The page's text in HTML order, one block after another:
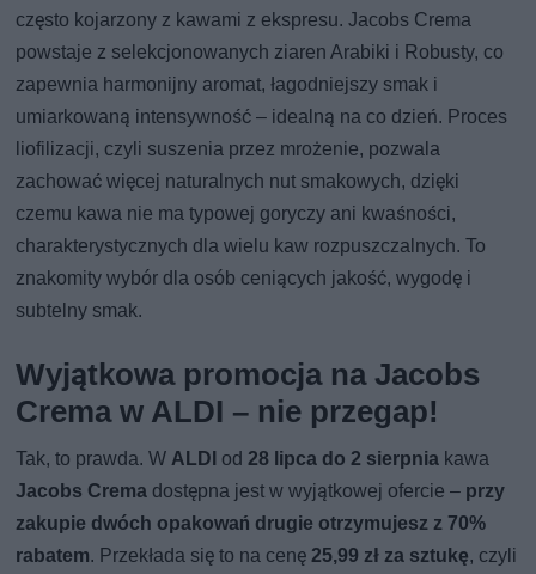
często kojarzony z kawami z ekspresu. Jacobs Crema
powstaje z selekcjonowanych ziaren Arabiki i Robusty, co
zapewnia harmonijny aromat, łagodniejszy smak i
umiarkowaną intensywność – idealną na co dzień. Proces
liofilizacji, czyli suszenia przez mrożenie, pozwala
zachować więcej naturalnych nut smakowych, dzięki
czemu kawa nie ma typowej goryczy ani kwaśności,
charakterystycznych dla wielu kaw rozpuszczalnych. To
znakomity wybór dla osób ceniących jakość, wygodę i
subtelny smak.
Wyjątkowa promocja na Jacobs
Crema w ALDI – nie przegap!
Tak, to prawda. W ALDI od28 lipca do 2 sierpnia kawa
Jacobs Crema dostępna jest w wyjątkowej ofercie – przy
zakupie dwóch opakowań drugie otrzymujesz z 70%
rabatem. Przekłada się to na cenę25,99 zł za sztukę, czyli